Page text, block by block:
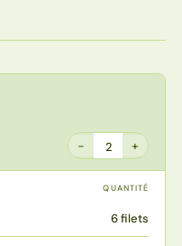
− 2 +
QUANTITÉ
6 filets